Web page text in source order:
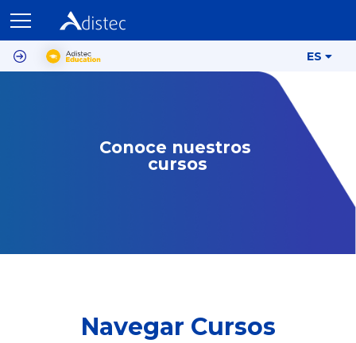
ES
Conoce nuestros
cursos
Navegar Cursos